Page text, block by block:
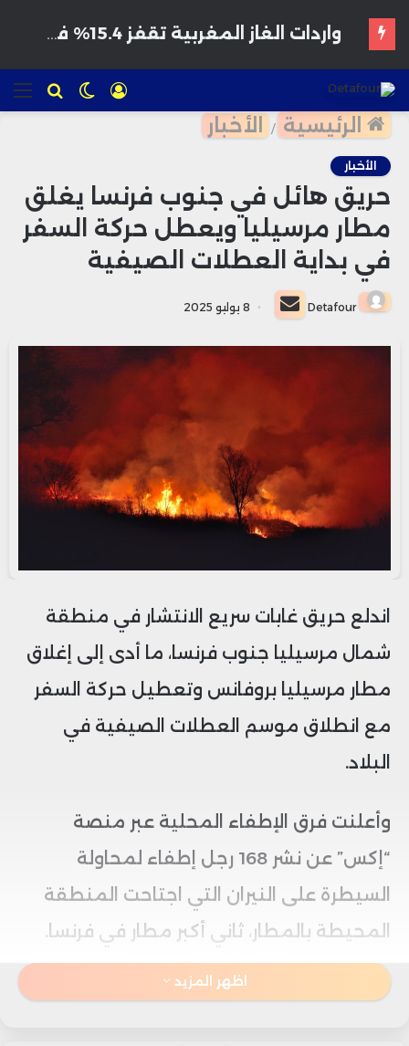
للبحث الوضع
المظلم
تسجيل
الدخول
الرئيسية / الأخبار
الأخبار
حريق هائل في جنوب فرنسا يغلق
مطار مرسيليا ويعطل حركة السفر
في بداية العطلات الصيفية
Detafour
أرسل
بريدا
إلكترونيا
8 يوليو 2025
اندلع حريق غابات سريع الانتشار في منطقة
شمال مرسيليا جنوب فرنسا، ما أدى إلى إغلاق
مطار مرسيليا بروفانس وتعطيل حركة السفر
مع انطلاق موسم العطلات الصيفية في
البلاد.
وأعلنت فرق الإطفاء المحلية عبر منصة
“إكس” عن نشر 168 رجل إطفاء لمحاولة
السيطرة على النيران التي اجتاحت المنطقة
المحيطة بالمطار، ثاني أكبر مطار في فرنسا.
وأوضح متحدث رسمي باسم المطار، وفقاً
اظهر المزيد